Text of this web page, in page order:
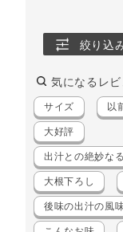
絞り込
気になるレ
サイズ 以
大好評
出汁との絶妙な
大根下ろし
後味の出汁の風